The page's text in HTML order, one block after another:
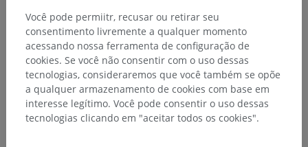
Você pode permiitr, recusar ou retirar seu
consentimento livremente a qualquer momento
acessando nossa ferramenta de configuração de
cookies. Se você não consentir com o uso dessas
tecnologias, consideraremos que você também se opõe
a qualquer armazenamento de cookies com base em
interesse legítimo. Você pode consentir o uso dessas
tecnologias clicando em "aceitar todos os cookies".